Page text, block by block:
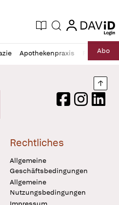
Zeitung
Aktuelle Ausgabe
Suche login
login
Apothekenpraxis RechtAbo
Logo
FacebookInstagram
Rechtliches
Allgemeine
Geschäftsbedingungen
Allgemeine
Nutzungsbedingungen